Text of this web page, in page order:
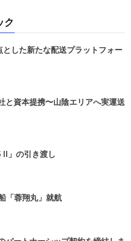
ク
した新たな配送プラットフォー
資本提携〜山陰エリアへ実運送
II」の引き渡し
「蓉翔丸」就航